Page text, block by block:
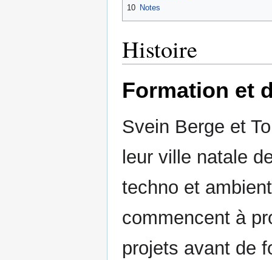
10 Notes
Histoire
Formation et
Svein Berge et
leur ville natale
techno et
commencent à
projets avant de